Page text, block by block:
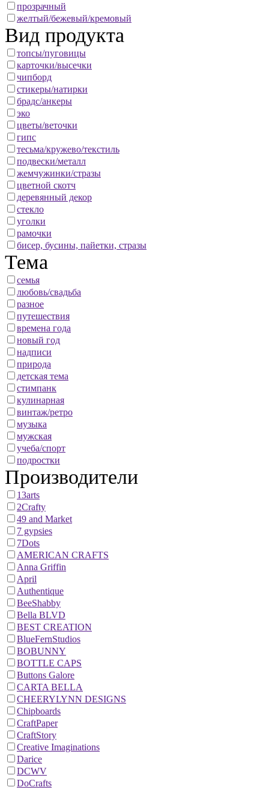
прозрачный
желтый/бежевый/кремовый
Вид продукта
топсы/пуговицы
карточки/высечки
чипборд
стикеры/натирки
брадс/анкеры
эко
цветы/веточки
гипс
тесьма/кружево/текстиль
подвески/металл
жемчужинки/стразы
цветной скотч
деревянный декор
стекло
уголки
рамочки
бисер, бусины, пайетки, стразы
Тема
семья
любовь/свадьба
разное
путешествия
времена года
новый год
надписи
природа
детская тема
стимпанк
кулинарная
винтаж/ретро
музыка
мужская
учеба/спорт
подростки
Производители
13arts
2Crafty
49 and Market
7 gypsies
7Dots
AMERICAN CRAFTS
Anna Griffin
April
Authentique
BeeShabby
Bella BLVD
BEST CREATION
BlueFernStudios
BOBUNNY
BOTTLE CAPS
Buttons Galore
CARTA BELLA
CHEERYLYNN DESIGNS
Chipboards
CraftPaper
CraftStory
Creative Imaginations
Darice
DCWV
DoCrafts